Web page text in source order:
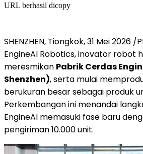
URL berhasil dicopy
SHENZHEN, Tiongkok, 31 Mei 2026
EngineAI Robotics, inovator robot
meresmikan Pabrik Cerdas
Shenzhen), serta mulai
berukuran besar sebagai produk
Perkembangan ini menandai
EngineAI memasuki fase baru
pengiriman 10.000 unit.